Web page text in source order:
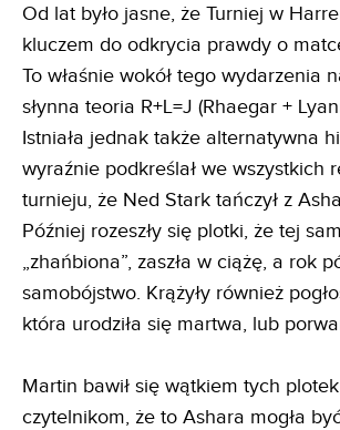
Od lat było jasne, że Turniej w
kluczem do odkrycia prawdy o
To właśnie wokół tego wydarzenia
słynna teoria R+L=J (Rhaegar +
Istniała jednak także alternatywna
wyraźnie podkreślał we wszystkich
turnieju, że Ned Stark tańczył z
Później rozeszły się plotki, że tej
„zhańbiona”, zaszła w ciążę, a rok
samobójstwo. Krążyły również
która urodziła się martwa, lub
Martin bawił się wątkiem tych
czytelnikom, że to Ashara mogła